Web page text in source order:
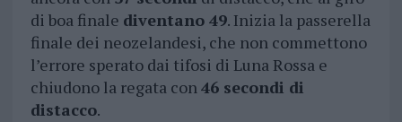
di boa finale diventano 49. Inizia la passerella
finale dei neozelandesi, che non commettono
l’errore sperato dai tifosi di Luna Rossa e
chiudono la regata con46 secondi di
distacco.